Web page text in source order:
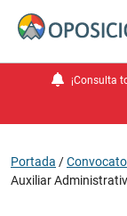
¡Consulta
Portada /
Auxiliar